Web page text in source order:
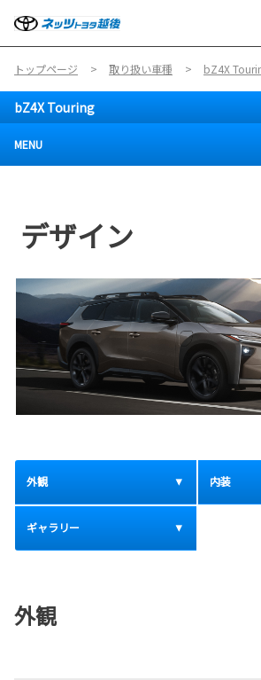
トップページ 取り扱い車種 bZ4X
bZ4X Touring
MENU
デザイン
外観 内装
ギャラリー
外観